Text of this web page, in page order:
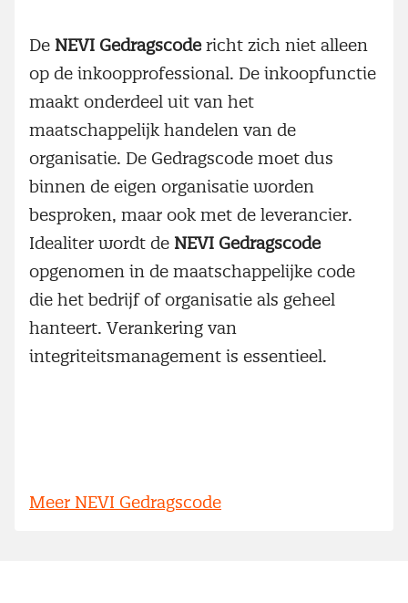
De NEVI Gedragscodericht zich niet alleen
op de inkoopprofessional. De inkoopfunctie
maakt onderdeel uit van het
maatschappelijk handelen van de
organisatie. De Gedragscode moet dus
binnen de eigen organisatie worden
besproken, maar ook met de leverancier.
Idealiter wordt de NEVI Gedragscode
opgenomen in de maatschappelijke code
die het bedrijf of organisatie als geheel
hanteert. Verankering van
integriteitsmanagement is essentieel.
Meer NEVI Gedragscode